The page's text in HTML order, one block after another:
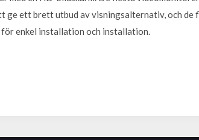
ett brett utbud av visningsalternativ, och de
enkel installation och installation.